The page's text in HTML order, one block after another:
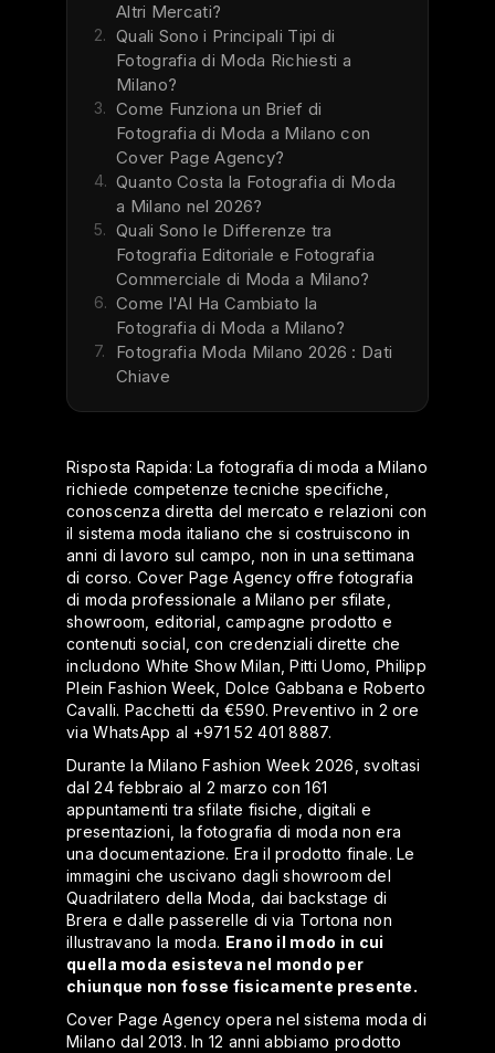
Altri Mercati?
2. Quali Sono i Principali Tipi di
Fotografia di Moda Richiesti a
Milano?
3. Come Funziona un Brief di
Fotografia di Moda a Milano con
Cover Page Agency?
4. Quanto Costa la Fotografia di Moda
a Milano nel 2026?
5. Quali Sono le Differenze tra
Fotografia Editoriale e Fotografia
Commerciale di Moda a Milano?
6. Come l'AI Ha Cambiato la
Fotografia di Moda a Milano?
7.
Fotografia Moda Milano 2026 : Dati
Chiave
Risposta Rapida: La fotografia di moda a Milano
richiede competenze tecniche specifiche,
conoscenza diretta del mercato e relazioni con
il sistema moda italiano che si costruiscono in
anni di lavoro sul campo, non in una settimana
di corso. Cover Page Agency offre fotografia
di moda professionale a Milano per sfilate,
showroom, editorial, campagne prodotto e
contenuti social, con credenziali dirette che
includono White Show Milan, Pitti Uomo, Philipp
Plein Fashion Week, Dolce Gabbana e Roberto
Cavalli. Pacchetti da €590. Preventivo in 2 ore
via WhatsApp al +971 52 401 8887.
Durante la Milano Fashion Week 2026, svoltasi
dal 24 febbraio al 2 marzo con 161
appuntamenti tra sfilate fisiche, digitali e
presentazioni, la fotografia di moda non era
una documentazione. Era il prodotto finale. Le
immagini che uscivano dagli showroom del
Quadrilatero della Moda, dai backstage di
Brera e dalle passerelle di via Tortona non
illustravano la moda. Erano il modo in cui
quella moda esisteva nel mondo per
chiunque non fosse fisicamente presente.
Cover Page Agency opera nel sistema moda di
Milano dal 2013. In 12 anni abbiamo prodotto